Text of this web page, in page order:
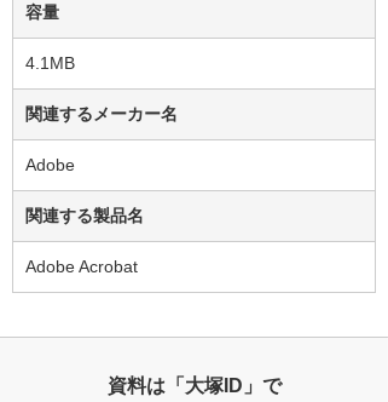
容量
4.1MB
関連するメーカー名
Adobe
関連する製品名
Adobe Acrobat
資料は「大塚ID」で